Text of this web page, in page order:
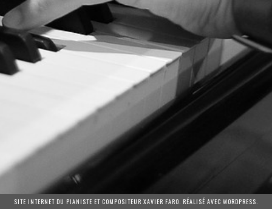
SITE INTERNET DU PIANISTE ET COMPOSITEUR XAVIER FARO. RÉALISÉ AVEC WORDPRESS.